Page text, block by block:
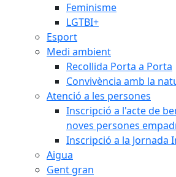
Feminisme
LGTBI+
Esport
Medi ambient
Recollida Porta a Porta
Convivència amb la
Atenció a les persones
Inscripció a l'acte de
noves persones
Inscripció a la Jornada
Aigua
Gent gran